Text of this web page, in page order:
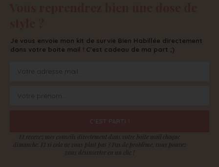
Je vous envoie mon kit de survie Bien Habillée directement
dans votre boite mail ! C'est cadeau de ma part ;)
Et recevez mes conseils directement dans votre boite mail chaque
dimanche. Et si cela ne vous plait pas ? Pas de problème, vous pouvez
vous désinscrire en un clic !